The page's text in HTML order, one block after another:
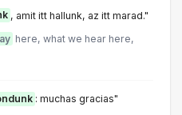
, amit itt hallunk, az itt marad."
here, what we hear here,
: muchas gracias"